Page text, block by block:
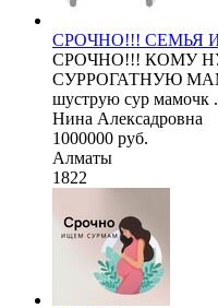
СРОЧНО!!! СЕМЬЯ
СРОЧНО!!! КОМУ
СУРРОГАТНУЮ
шуструю сур мамочк
Нина Алексадровна
1000000 руб.
Алматы
1822